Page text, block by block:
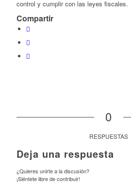
control y cumplir con las leyes fiscales.
Compartir
0
RESPUESTAS
Deja una respuesta
¿Quieres unirte a la discusión?
¡Siéntete libre de contribuir!